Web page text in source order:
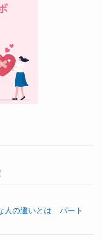
人の違いとは パート